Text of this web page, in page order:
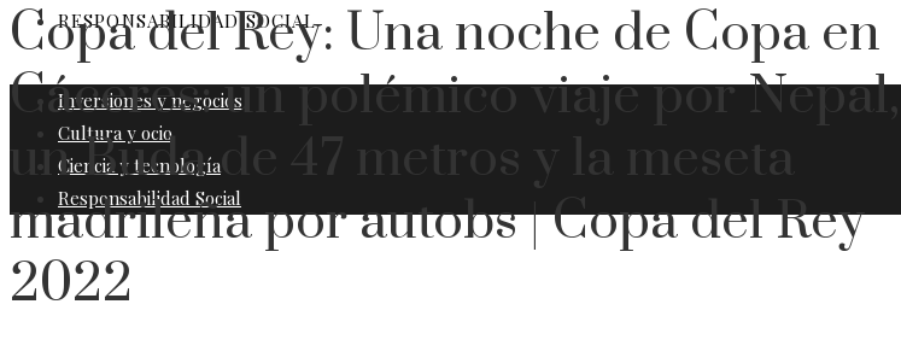
RESPONSABILIDAD SOCIAL
Inversiones y negocios
Cultura y ocio
Ciencia y tecnología
Responsabilidad Social
Copa del Rey: Una noche de Copa en
Cáceres: un polémico viaje por Nepal,
un Buda de 47 metros y la meseta
madrileña por autobs | Copa del Rey
2022